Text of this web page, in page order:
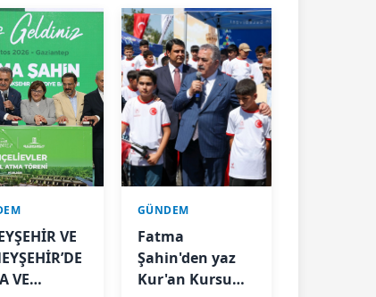
VE
VE
GÜNDEM
Fatma
Şahin'den yaz
Kur'an Kursu